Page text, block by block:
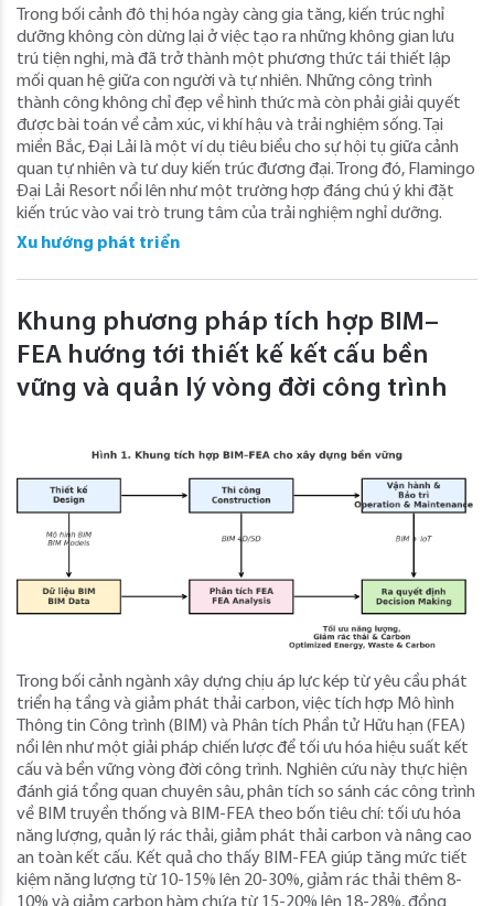
Trong bối cảnh đô thị hóa ngày càng gia tăng, kiến trúc nghỉ
dưỡng không còn dừng lại ở việc tạo ra những không gian lưu
trú tiện nghi, mà đã trở thành một phương thức tái thiết lập
mối quan hệ giữa con người và tự nhiên. Những công trình
thành công không chỉ đẹp về hình thức mà còn phải giải quyết
được bài toán về cảm xúc, vi khí hậu và trải nghiệm sống. Tại
miền Bắc, Đại Lải là một ví dụ tiêu biểu cho sự hội tụ giữa cảnh
quan tự nhiên và tư duy kiến trúc đương đại. Trong đó, Flamingo
Đại Lải Resort nổi lên như một trường hợp đáng chú ý khi đặt
kiến trúc vào vai trò trung tâm của trải nghiệm nghỉ dưỡng.
Xu hướng phát triển
Khung phương pháp tích hợp BIM–
FEA hướng tới thiết kế kết cấu bền
vững và quản lý vòng đời công trình
Trong bối cảnh ngành xây dựng chịu áp lực kép từ yêu cầu phát
triển hạ tầng và giảm phát thải carbon, việc tích hợp Mô hình
Thông tin Công trình (BIM) và Phân tích Phần tử Hữu hạn (FEA)
nổi lên như một giải pháp chiến lược để tối ưu hóa hiệu suất kết
cấu và bền vững vòng đời công trình. Nghiên cứu này thực hiện
đánh giá tổng quan chuyên sâu, phân tích so sánh các công trình
về BIM truyền thống và BIM-FEA theo bốn tiêu chí: tối ưu hóa
năng lượng, quản lý rác thải, giảm phát thải carbon và nâng cao
an toàn kết cấu. Kết quả cho thấy BIM-FEA giúp tăng mức tiết
kiệm năng lượng từ 10-15% lên 20-30%, giảm rác thải thêm 8-
10% và giảm carbon hàm chứa từ 15-20% lên 18-28%, đồng